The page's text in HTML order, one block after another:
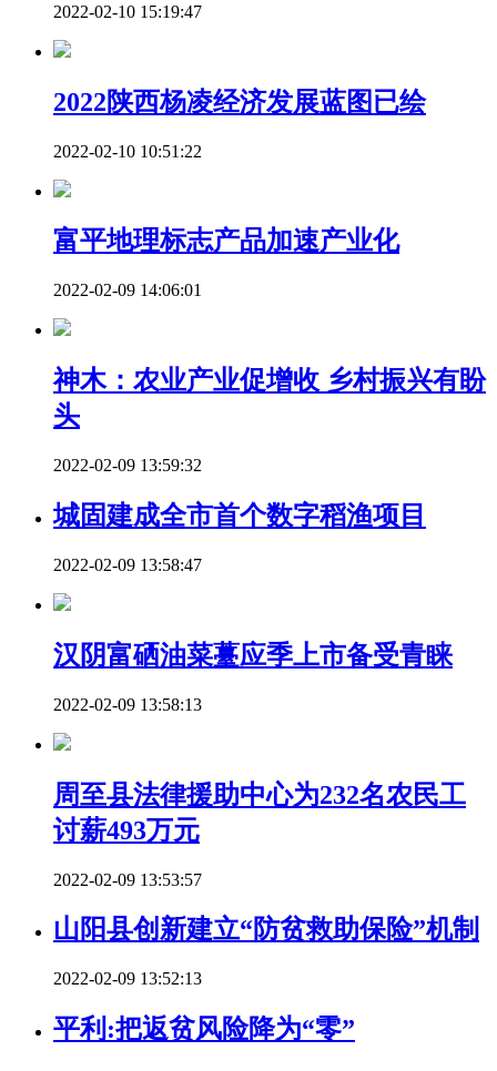
2022-02-10 15:19:47
2022陕西杨凌经济发展蓝图已绘
2022-02-10 10:51:22
富平地理标志产品加速产业化
2022-02-09 14:06:01
神木：农业产业促增收 乡村振兴有盼
头
2022-02-09 13:59:32
城固建成全市首个数字稻渔项目
2022-02-09 13:58:47
汉阴富硒油菜薹应季上市备受青睐
2022-02-09 13:58:13
周至县法律援助中心为232名农民工
讨薪493万元
2022-02-09 13:53:57
山阳县创新建立“防贫救助保险”机制
2022-02-09 13:52:13
平利:把返贫风险降为“零”